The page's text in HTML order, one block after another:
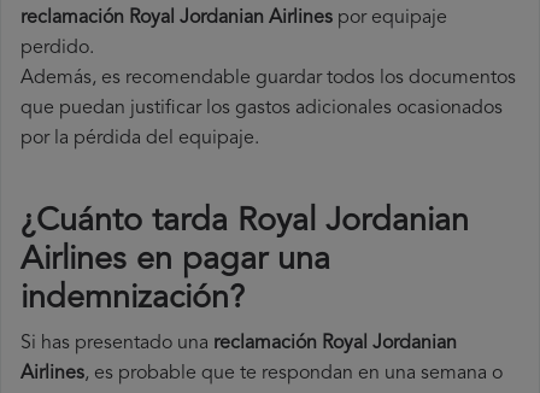
reclamación Royal Jordanian Airlines por equipaje
perdido.
Además, es recomendable guardar todos los documentos
que puedan justificar los gastos adicionales ocasionados
por la pérdida del equipaje.
¿Cuánto tarda Royal Jordanian
Airlines en pagar una
indemnización?
Si has presentado una reclamación Royal Jordanian
Airlines, es probable que te respondan en una semana o